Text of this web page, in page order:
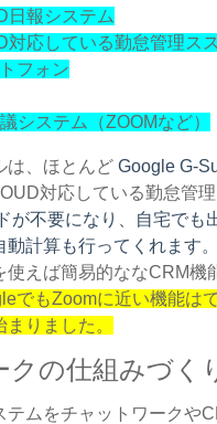
日報システム
対応している勤怠管理ス
フォン
システム（ZOOMなど）
は、ほとんど Google G-
対応している勤怠管
が不要になり、自宅でも
計算も行ってくれます。
使えば簡易的ななCRM機
でもZoomに近い機能は
りました。
クの仕組みづく
テムをチャットワークや